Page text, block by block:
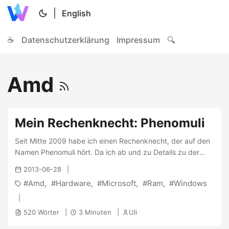
English
☕ Datenschutzerklärung Impressum 🔍
Amd
Mein Rechenknecht: Phenomuli
Seit Mitte 2009 habe ich einen Rechenknecht, der auf den
Namen Phenomuli hört. Da ich ab und zu Details zu der
Kiste nachsehen muss, möchte ich diesen Beitrag für mich
als Notizzettel, was ich verbaut habe, nutzen.
Anmerkungen werden gerne gesehen, man will ja
schließlich Performancereserven ungern rumliegen lassen ;)
Mainboard: Gigabyte GA-MA790GP-UD4H Hersteller:
2013-06-28
Amd Hardware Microsoft Ram Windows
520 Wörter 3 Minuten Uli